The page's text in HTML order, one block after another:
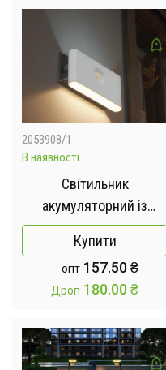
2053908/1
В наявності
Світильник
акумуляторний із
датчиком руху без
монтажу Smart
Induction lamp AND HA-
182 білий
Купити
опт 157.50₴
Дроп 180.00₴